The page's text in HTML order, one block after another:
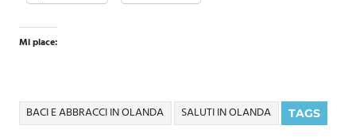
Mi piace:
TAGS
BACI E ABBRACCI IN OLANDA SALUTI IN OLANDA